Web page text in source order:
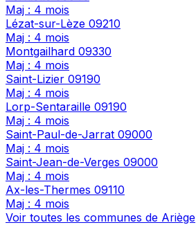
Maj : 4 mois
Lézat-sur-Lèze 09210
Maj : 4 mois
Montgailhard 09330
Maj : 4 mois
Saint-Lizier 09190
Maj : 4 mois
Lorp-Sentaraille 09190
Maj : 4 mois
Saint-Paul-de-Jarrat 09000
Maj : 4 mois
Saint-Jean-de-Verges 09000
Maj : 4 mois
Ax-les-Thermes 09110
Maj : 4 mois
Voir toutes les communes de Ariège